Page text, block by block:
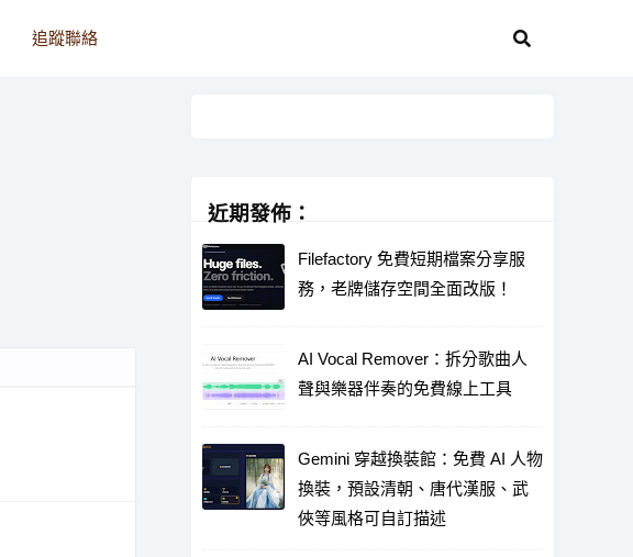
追蹤聯絡
近期發佈：
Filefactory 免費短期檔案分享服
務，老牌儲存空間全面改版！
AI Vocal Remover：拆分歌曲人
聲與樂器伴奏的免費線上工具
Gemini 穿越換裝館：免費 AI 人物
換裝，預設清朝、唐代漢服、武
俠等風格可自訂描述